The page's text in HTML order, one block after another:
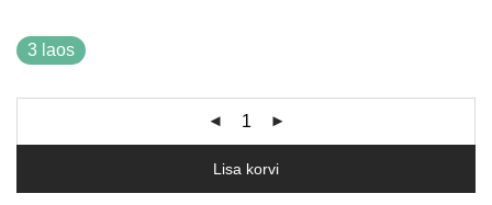
3 laos
Lisa korvi